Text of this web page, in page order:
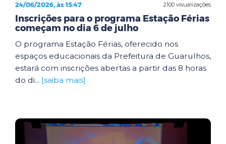
2100 visualizações
24/06/2026, às 15:47
Inscrições para o programa Estação Férias
começam no dia 6 de julho
O programa Estação Férias, oferecido nos
espaços educacionais da Prefeitura de Guarulhos,
estará com inscrições abertas a partir das 8 horas
do di... [saiba mais]